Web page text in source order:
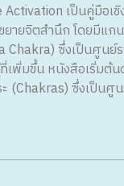
เป็นคู่มือเ
ยายจิตสำนึก โดยมีแ
Chakra) ซึ่งเป็นศูน
เพิ่มขึ้น หนังสือเริ่มต้
(Chakras) ซึ่งเป็นศู